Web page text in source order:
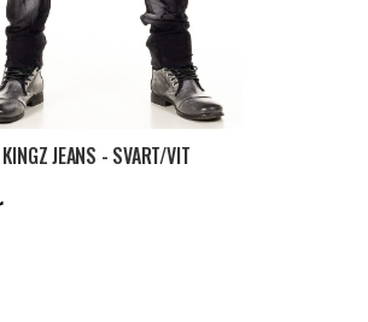
JEANS - SVART/VIT